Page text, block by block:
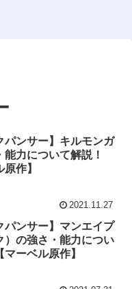
パンサー】キルモンガ
能力について解説！
原作】
2021.11.27
パンサー】マンエイプ
）の強さ・能力につい
ーベル原作】